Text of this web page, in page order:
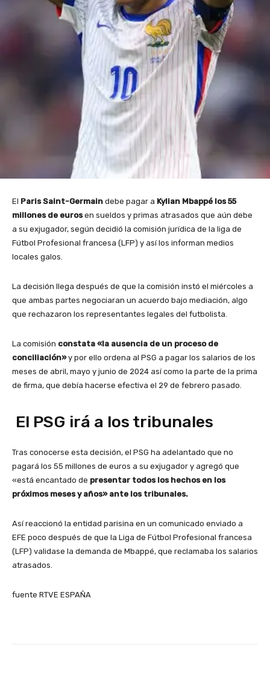
El Paris Saint-Germain debe pagar a Kylian Mbappé los 55
millones de eurosen sueldos y primas atrasados que aún debe
a su exjugador, según decidió la comisión jurídica de la liga de
Fútbol Profesional francesa (LFP) y así los informan medios
locales galos.
La decisión llega después de que la comisión instó el miércoles a
que ambas partes negociaran un acuerdo bajo mediación, algo
que rechazaron los representantes legales del futbolista.
La comisión constata «la ausencia de un proceso de
conciliación»y por ello ordena al PSG a pagar los salarios de los
meses de abril, mayo y junio de 2024 así como la parte de la prima
de firma, que debía hacerse efectiva el 29 de febrero pasado.
El PSG irá a los tribunales
Tras conocerse esta decisión, el PSG ha adelantado que no
pagará los 55 millones de euros a su exjugador y agregó que
«está encantado de presentar todos los hechos en los
próximos meses y años» ante los tribunales.
Así reaccionó la entidad parisina en un comunicado enviado a
EFE poco después de que la Liga de Fútbol Profesional francesa
(LFP) validase la demanda de Mbappé, que reclamaba los salarios
atrasados.
fuente RTVE ESPAÑA